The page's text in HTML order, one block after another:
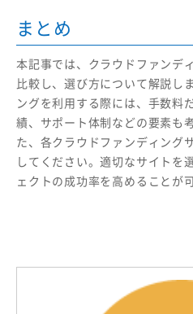
まとめ
本記事では、クラウドファンデ
比較し、選び方について解説し
ングを利用する際には、手数料
績、サポート体制などの要素も
た、各クラウドファンディング
してください。適切なサイトを
ェクトの成功率を高めることが